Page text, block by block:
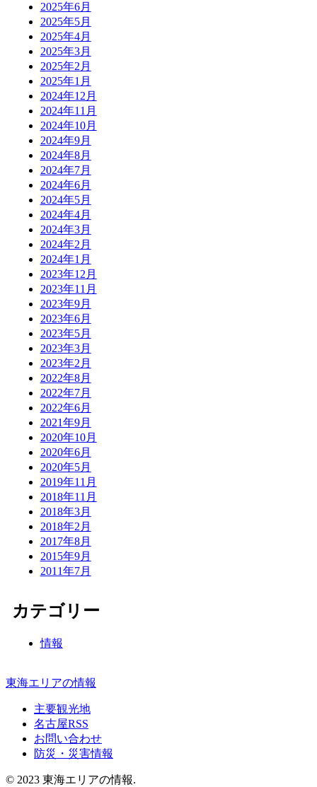
2025年6月
2025年5月
2025年4月
2025年3月
2025年2月
2025年1月
2024年12月
2024年11月
2024年10月
2024年9月
2024年8月
2024年7月
2024年6月
2024年5月
2024年4月
2024年3月
2024年2月
2024年1月
2023年12月
2023年11月
2023年9月
2023年6月
2023年5月
2023年3月
2023年2月
2022年8月
2022年7月
2022年6月
2021年9月
2020年10月
2020年6月
2020年5月
2019年11月
2018年11月
2018年3月
2018年2月
2017年8月
2015年9月
2011年7月
カテゴリー
情報
東海エリアの情報
主要観光地
名古屋RSS
お問い合わせ
防災・災害情報
© 2023 東海エリアの情報.